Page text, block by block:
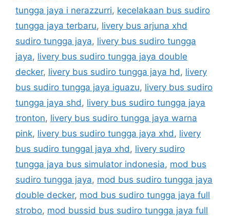
tungga jaya i nerazzurri, kecelakaan bus sudiro
tungga jaya terbaru, livery bus arjuna xhd
sudiro tungga jaya, livery bus sudiro tungga
jaya, livery bus sudiro tungga jaya double
decker, livery bus sudiro tungga jaya hd , livery
bus sudiro tungga jaya iguazu, livery bus sudiro
tungga jaya shd , livery bus sudiro tungga jaya
tronton, livery bus sudiro tungga jaya warna
pink, livery bus sudiro tungga jaya xhd , livery
bus sudiro tunggal jaya xhd , livery sudiro
tungga jaya bus simulator indonesia, mod bus
sudiro tungga jaya, mod bus sudiro tungga jaya
double decker, mod bus sudiro tungga jaya full
strobo, mod bussid bus sudiro tungga jaya full